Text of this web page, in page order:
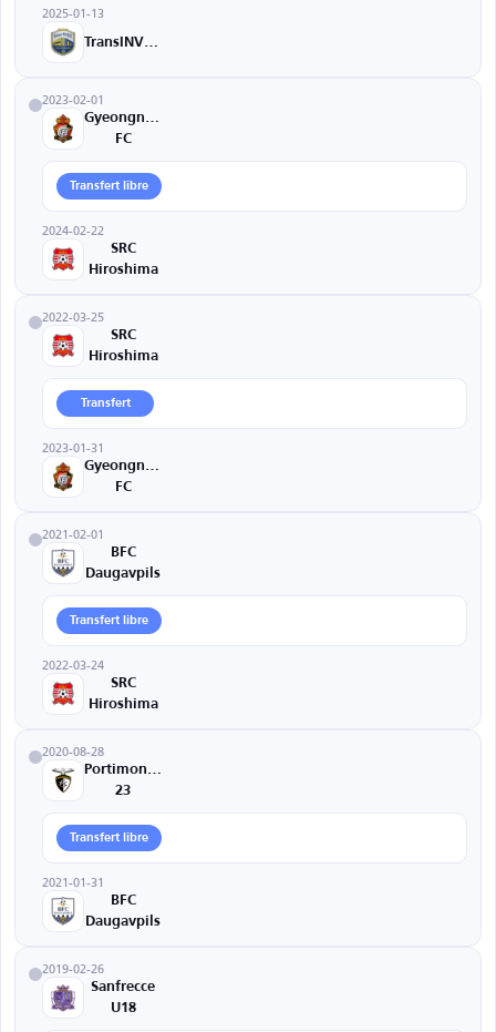
2025-01-13
2023-02-01
Gyeongnam
FC
Transfert libre
2024-02-22
SRC
Hiroshima
2022-03-25
SRC
Hiroshima
Transfert
2023-01-31
Gyeongnam
FC
2021-02-01
BFC
Daugavpils
Transfert libre
2022-03-24
SRC
Hiroshima
2020-08-28
Portimonense
23
Transfert libre
2021-01-31
BFC
Daugavpils
2019-02-26
Sanfrecce
U18